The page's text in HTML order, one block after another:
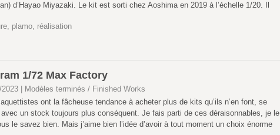
d’Hayao Miyazaki. Le kit est sorti chez Aoshima en 2019 à l’échelle 1/20. Il
, plamo, réalisation
1/72 Max Factory
Modèles terminés / Finished Works
ont la fâcheuse tendance à acheter plus de kits qu’ils n’en font, se
un stock toujours plus conséquent. Je fais parti de ces déraisonnables, je le
le savez bien. Mais j’aime bien l’idée d’avoir à tout moment un choix énorme